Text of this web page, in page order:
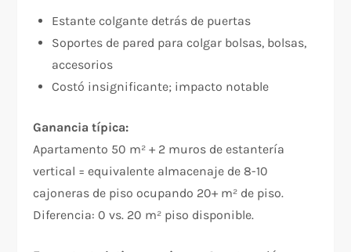
Estante colgante detrás de puertas
Soportes de pared para colgar bolsas, bolsas,
accesorios
Costó insignificante; impacto notable
Ganancia típica:
Apartamento 50 m² + 2 muros de estantería
vertical = equivalente almacenaje de 8-10
cajoneras de piso ocupando 20+ m² de piso.
Diferencia: 0 vs. 20 m² piso disponible.